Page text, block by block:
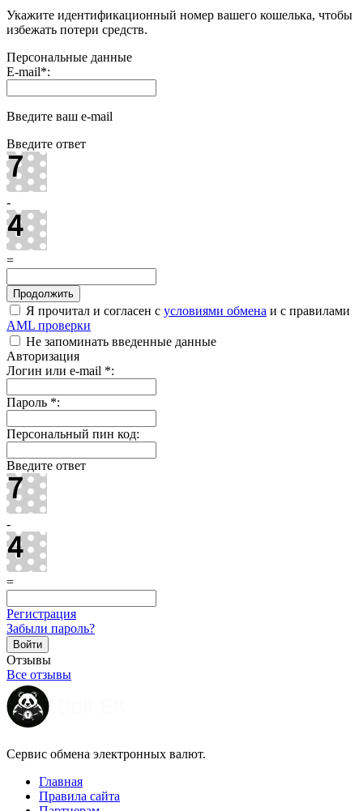
Укажите идентификационный номер вашего кошелька, чтобы
избежать потери средств.
Персональные данные
E-mail*:
Введите ваш e-mail
Введите ответ
-
=
Я прочитал и согласен с условиями обмена и с правилами
AML проверки
Не запоминать введенные данные
Авторизация
Логин или e-mail *:
Пароль *:
Персональный пин код:
Введите ответ
-
=
Регистрация
Забыли пароль?
Отзывы
Все отзывы
Сервис обмена электронных валют.
Главная
Правила сайта